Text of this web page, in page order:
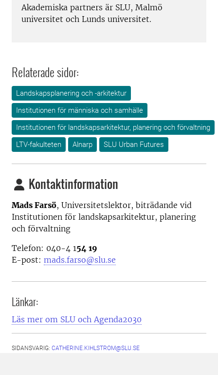
Akademiska partners är SLU, Malmö
universitet och Lunds universitet.
Relaterade sidor:
Landskapsplanering och -arkitektur
Institutionen för människa och samhälle
Institutionen för landskapsarkitektur, planering och förvaltning
LTV-fakulteten
Alnarp SLU Urban Futures
Kontaktinformation
Mads Farsö, Universitetslektor, biträdande vid
Institutionen för landskapsarkitektur, planering
och förvaltning
Telefon: 040-4 154 19
E-post: mads.farso@slu.se
Länkar:
Läs mer om SLU och Agenda2030
SIDANSVARIG: CATHERINE.KIHLSTROM@SLU.SE